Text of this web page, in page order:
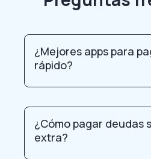
¿Mejores apps para
rápido?
¿Cómo pagar deudas
extra?